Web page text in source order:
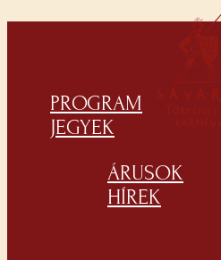
PROGRAM
JEGYEK
ÁRUSOK
HÍREK